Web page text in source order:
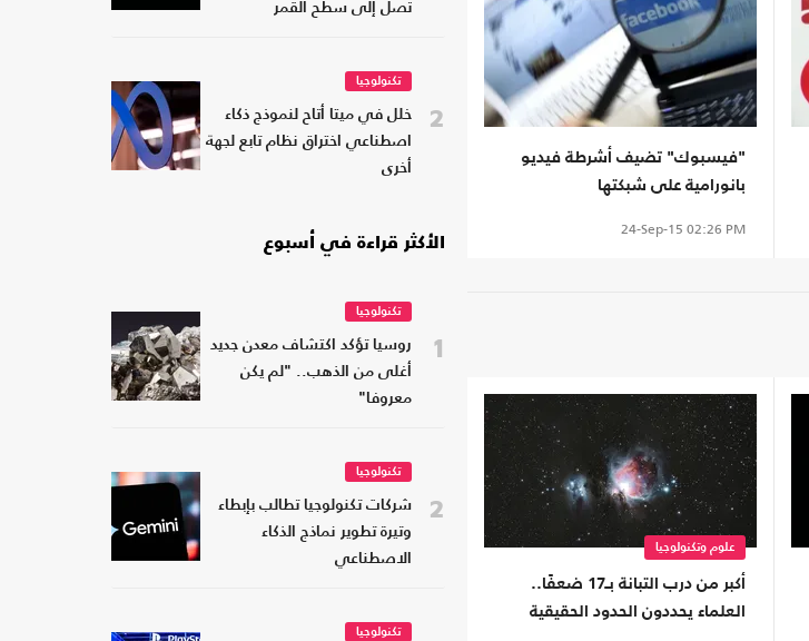
"فيسبوك" تضيف أشرطة فيديو
بانورامية على شبكتها
24-Sep-15 02:26 PM
علوم وتكنولوجيا
أكبر من درب التبانة بـ17 ضعفًا..
العلماء يحددون الحدود الحقيقية
تصل إلى سطح القمر
2
تكنولوجيا
خلل في ميتا أتاح لنموذج ذكاء
اصطناعي اختراق نظام تابع لجهة
أخرى
الأكثر قراءة في أسبوع
1
تكنولوجيا
روسيا تؤكد اكتشاف معدن جديد
أغلى من الذهب.. "لم يكن
معروفا"
2
تكنولوجيا
شركات تكنولوجيا تطالب بإبطاء
وتيرة تطوير نماذج الذكاء
الاصطناعي
تكنولوجيا